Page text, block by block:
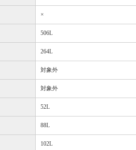
×
506L
264L
対象外
対象外
52L
88L
102L